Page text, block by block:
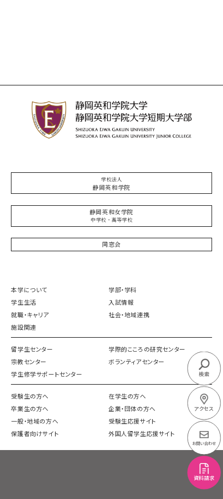
検索
アクセス
お問い合わせ
資料請求
学校法人
静岡英和学院
静岡英和女学院
中学校・高等学校
同窓会
本学について
学部・学科
学生生活
入試情報
就職・キャリア
社会・地域連携
施設関連
留学生センター
学際的こころの研究センター
宗教センター
ボランティアセンター
学生修学サポートセンター
受験生の方へ
在学生の方へ
卒業生の方へ
企業・団体の方へ
一般・地域の方へ
受験生応援サイト
保護者向けサイト
外国人留学生応援サイト